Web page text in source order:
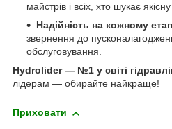
майстрів і всіх, хто шукає якісну
Надійність на кожному
звернення до
обслуговування.
Hydrolider — №1 у світі
лідерам — обирайте найкраще!
Приховати